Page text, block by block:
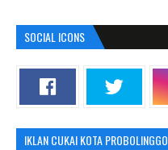
SOCIAL ICONS
IKLAN CUKAI KOTA PROBOLINGGO